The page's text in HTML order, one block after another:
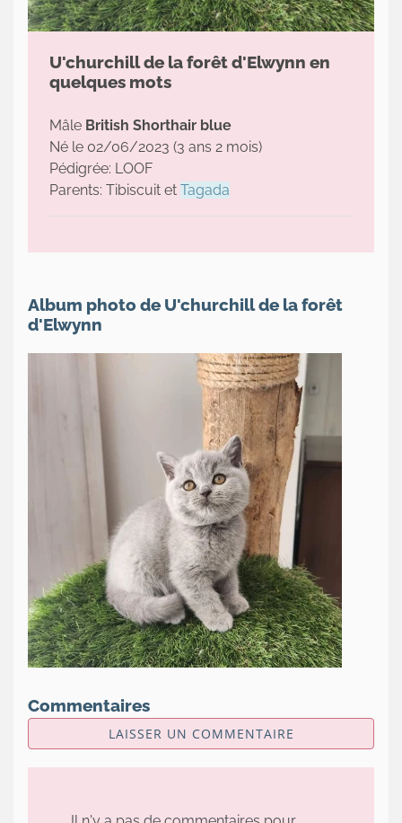
U'churchill de la forêt d'Elwynn en
quelques mots
Mâle British Shorthair blue
Né le 02/06/2023 (3 ans 2 mois)
Pédigrée: LOOF
Parents: Tibiscuit et Tagada
Album photo de U'churchill de la forêt
d'Elwynn
Commentaires
LAISSER UN COMMENTAIRE